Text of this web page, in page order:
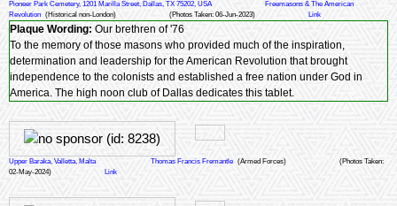
Pioneer Park Cemetery, 1201 Marilla Street, Dallas, TX 75202, USA
Freemasons & The American
Revolution (Historical non-London) (Photos Taken: 06-Jun-2023) Link
Plaque Wording: Our brethren of '76
To the memory of those masons who provided much of the inspiration,
determination and leadership for the American Revolution that brought
independence to the colonists and established a free nation under God in
America. The high noon club of Dallas dedicates this tablet.
Upper Baraka, Valletta, Malta Thomas Francis Fremantle (Armed Forces)
(Photos Taken:
02-May-2024)
Link